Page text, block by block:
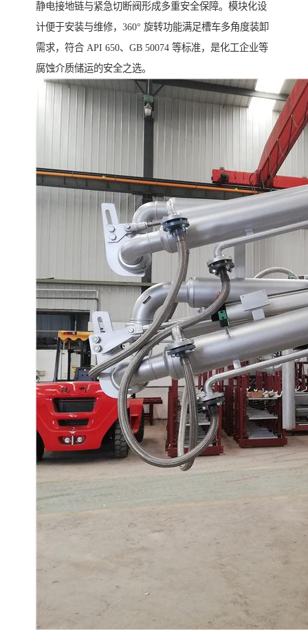
静电接地链与紧急切断阀形成多重安全保障。模块化设
计便于安装与维修，360° 旋转功能满足槽车多角度装卸
需求，符合 API 650、GB 50074 等标准，是化工企业等
腐蚀介质储运的安全之选。